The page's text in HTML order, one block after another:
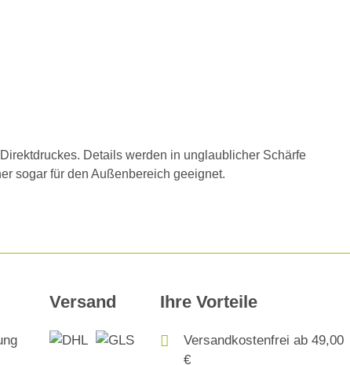
Details werden in unglaublicher Schärfe
sogar für den Außenbereich geeignet.
Versand Ihre Vorteile
Versandkostenfrei ab 49,00
€